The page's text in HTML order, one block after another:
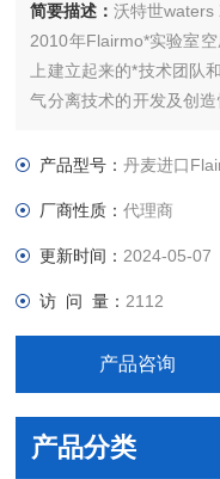
简要描述：沃特世waters
2010年Flairmo*实验室
上建立起来的*技术团队
气分离技术的开发及创
10多年来， Flairmo一直
产品型号：丹麦进口
厂商性质：代理商
更新时间： 2024-05-07
访 问 量： 2112
产品咨询
产品分类